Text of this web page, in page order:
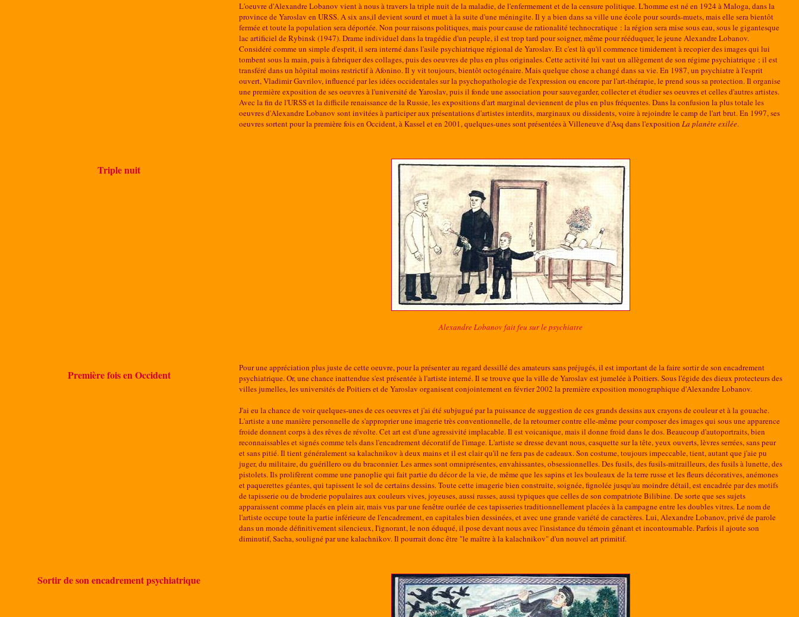
Triple nuit
Première fois en Occident
Sortir de son encadrement psychiatrique
L'oeuvre d'Alexandre Lobanov vient à nous à travers la triple nuit de la maladie, de l'enfermement et de la censure politique. L'homme est né en 1924 à Maloga, dans la
province de Yaroslav en URSS. A six ans,il devient sourd et muet à la suite d'une méningite. Il y a bien dans sa ville une école pour sourds-muets, mais elle sera bientôt
fermée et toute la population sera déportée. Non pour raisons politiques, mais pour cause de rationalité technocratique : la région sera mise sous eau, sous le gigantesque
lac artificiel de Rybinsk (1947). Drame individuel dans la tragédie d'un peuple, il est trop tard pour soigner, même pour rééduquer, le jeune Alexandre Lobanov.
Considéré comme un simple d'esprit, il sera interné dans l'asile psychiatrique régional de Yaroslav. Et c'est là qu'il commence timidement à recopier des images qui lui
tombent sous la main, puis à fabriquer des collages, puis des oeuvres de plus en plus originales. Cette activité lui vaut un allègement de son régime psychiatrique ; il est
transféré dans un hôpital moins restrictif à Afonino. Il y vit toujours, bientôt octogénaire. Mais quelque chose a changé dans sa vie. En 1987, un psychiatre à l'esprit
ouvert, Vladimir Gavrilov, influencé par les idées occidentales sur la psychopathologie de l'expression ou encore par l'art-thérapie, le prend sous sa protection. Il organise
une première exposition de ses oeuvres à l'université de Yaroslav, puis il fonde une association pour sauvegarder, collecter et étudier ses oeuvres et celles d'autres artistes.
Avec la fin de l'URSS et la difficile renaissance de la Russie, les expositions d'art marginal deviennent de plus en plus fréquentes. Dans la confusion la plus totale les
oeuvres d'Alexandre Lobanov sont invitées à participer aux présentations d'artistes interdits, marginaux ou dissidents, voire à rejoindre le camp de l'art brut. En 1997, ses
oeuvres sortent pour la première fois en Occident, à Kassel et en 2001, quelques-unes sont présentées à Villeneuve d'Asq dans l'exposition La planète exilée.
Alexandre Lobanov fait feu sur le psychiatre
Pour une appréciation plus juste de cette oeuvre, pour la présenter au regard dessillé des amateurs sans préjugés, il est important de la faire sortir de son encadrement
psychiatrique. Or, une chance inattendue s'est présentée à l'artiste interné. Il se trouve que la ville de Yaroslav est jumelée à Poitiers. Sous l'égide des dieux protecteurs des
villes jumelles, les universités de Poitiers et de Yaroslav organisent conjointement en février 2002 la première exposition monographique d'Alexandre Lobanov.
J'ai eu la chance de voir quelques-unes de ces oeuvres et j'ai été subjugué par la puissance de suggestion de ces grands dessins aux crayons de couleur et à la gouache.
L'artiste a une manière personnelle de s'approprier une imagerie très conventionnelle, de la retourner contre elle-même pour composer des images qui sous une apparence
froide donnent corps à des rêves de révolte. Cet art est d'une agressivité implacable. Il est voicanique, mais il donne froid dans le dos. Beaucoup d'autoportraits, bien
reconnaissables et signés comme tels dans l'encadrement décoratif de l'image. L'artiste se dresse devant nous, casquette sur la tête, yeux ouverts, lèvres serrées, sans peur
et sans pitié. Il tient généralement sa kalachnikov à deux mains et il est clair qu'il ne fera pas de cadeaux. Son costume, toujours impeccable, tient, autant que j'aie pu
juger, du militaire, du guérillero ou du braconnier. Les armes sont omniprésentes, envahissantes, obsessionnelles. Des fusils, des fusils-mitrailleurs, des fusils à lunette, des
pistolets. Ils prolifèrent comme une panoplie qui fait partie du décor de la vie, de même que les sapins et les bouleaux de la terre russe et les fleurs décoratives, anémones
et paquerettes géantes, qui tapissent le sol de certains dessins. Toute cette imagerie bien construite, soignée, fignolée jusqu'au moindre détail, est encadrée par des motifs
de tapisserie ou de broderie populaires aux couleurs vives, joyeuses, aussi russes, aussi typiques que celles de son compatriote Bilibine. De sorte que ses sujets
apparaissent comme placés en plein air, mais vus par une fenêtre ourlée de ces tapisseries traditionnellement placées à la campagne entre les doubles vitres. Le nom de
l'artiste occupe toute la partie inférieure de l'encadrement, en capitales bien dessinées, et avec une grande variété de caractères. Lui, Alexandre Lobanov, privé de parole
dans un monde définitivement silencieux, I'ignorant, le non éduqué, il pose devant nous avec l'insistance du témoin gênant et incontournable. Parfois il ajoute son
diminutif, Sacha, souligné par une kalachnikov. Il pourrait donc être "le maître à la kalachnikov" d'un nouvel art primitif.